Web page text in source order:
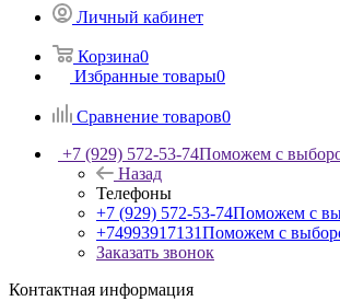
Личный кабинет
Корзина0
Избранные товары0
Сравнение товаров0
+7 (929) 572-53-74Поможем с
Назад
Телефоны
+7 (929) 572-53-74Поможем с
+74993917131Поможем с
Заказать звонок
Контактная информация